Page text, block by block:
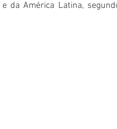
da América Latina,